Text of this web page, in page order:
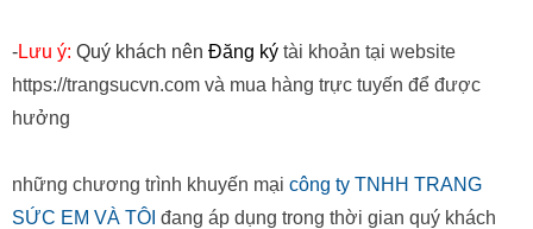
-Lưu ý: Quý khách nên Đăng ký tài khoản tại website
https://trangsucvn.com và mua hàng trực tuyến để được
hưởng
những chương trình khuyến mại công ty TNHH TRANG
SỨC EM VÀ TÔI đang áp dụng trong thời gian quý khách